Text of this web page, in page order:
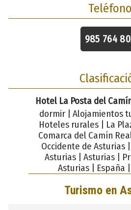
Teléfono
985 764
Hotel La Posta del
dormir | Alojamientos
Hoteles rurales | La
Comarca del Camín
Occidente de Asturias
Asturias | Asturias |
Asturias | España